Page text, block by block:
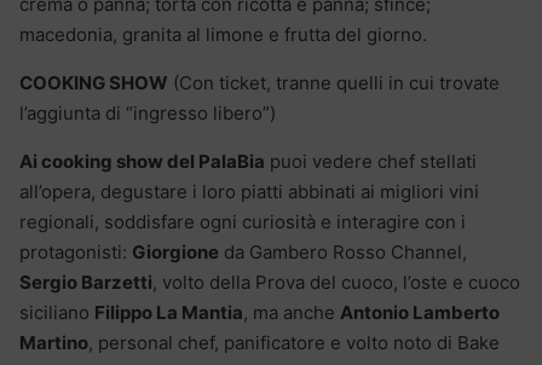
crema o panna; torta con ricotta e panna; sfince;
macedonia, granita al limone e frutta del giorno.
COOKING SHOW (Con ticket, tranne quelli in cui trovate
l’aggiunta di “ingresso libero”)
Ai cooking show del PalaBia puoi vedere chef stellati
all’opera, degustare i loro piatti abbinati ai migliori vini
regionali, soddisfare ogni curiosità e interagire con i
protagonisti: Giorgione da Gambero Rosso Channel,
Sergio Barzetti, volto della Prova del cuoco, l’oste e cuoco
siciliano Filippo La Mantia, ma anche Antonio Lamberto
Martino, personal chef, panificatore e volto noto di Bake